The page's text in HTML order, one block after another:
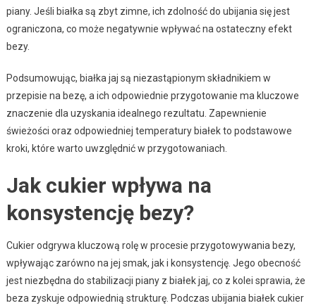
piany. Jeśli białka są zbyt zimne, ich zdolność do ubijania się jest
ograniczona, co może negatywnie wpływać na ostateczny efekt
bezy.
Podsumowując, białka jaj są niezastąpionym składnikiem w
przepisie na bezę, a ich odpowiednie przygotowanie ma kluczowe
znaczenie dla uzyskania idealnego rezultatu. Zapewnienie
świeżości oraz odpowiedniej temperatury białek to podstawowe
kroki, które warto uwzględnić w przygotowaniach.
Jak cukier wpływa na
konsystencję bezy?
Cukier odgrywa kluczową rolę w procesie przygotowywania bezy,
wpływając zarówno na jej smak, jak i konsystencję. Jego obecność
jest niezbędna do stabilizacji piany z białek jaj, co z kolei sprawia, że
beza zyskuje odpowiednią strukturę. Podczas ubijania białek cukier